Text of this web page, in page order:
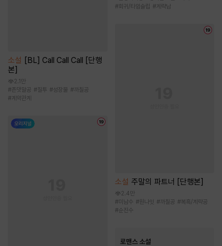
소설 [BL] Call Call Call [단행
본]
2.1만
#존댓말공 #질투 #성장물 #까칠공
# 계약관계
#회귀/타임슬립 #계략남
소설 주말의 파트너 [단행본]
2.4만
#미남수 #원나잇 #까칠공 #복흑/계략공
#순진수
로맨스 소설